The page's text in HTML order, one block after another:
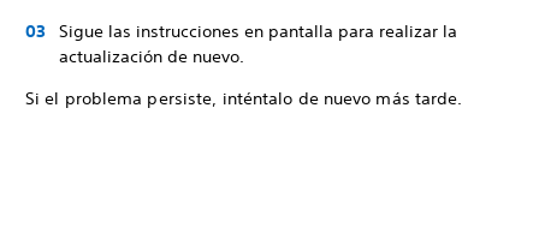
Sigue las instrucciones en pantalla para realizar la
actualización de nuevo.
Si el problema persiste, inténtalo de nuevo más tarde.